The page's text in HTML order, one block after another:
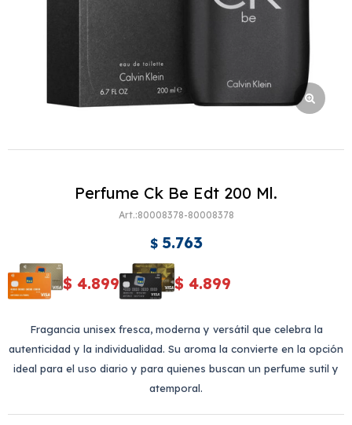
Perfume Ck Be Edt 200 Ml.
80008378-80008378
$ 5.763
$ 4.899 $ 4.899
Fragancia unisex fresca, moderna y versátil que celebra la
autenticidad y la individualidad. Su aroma la convierte en la opción
ideal para el uso diario y para quienes buscan un perfume sutil y
atemporal.